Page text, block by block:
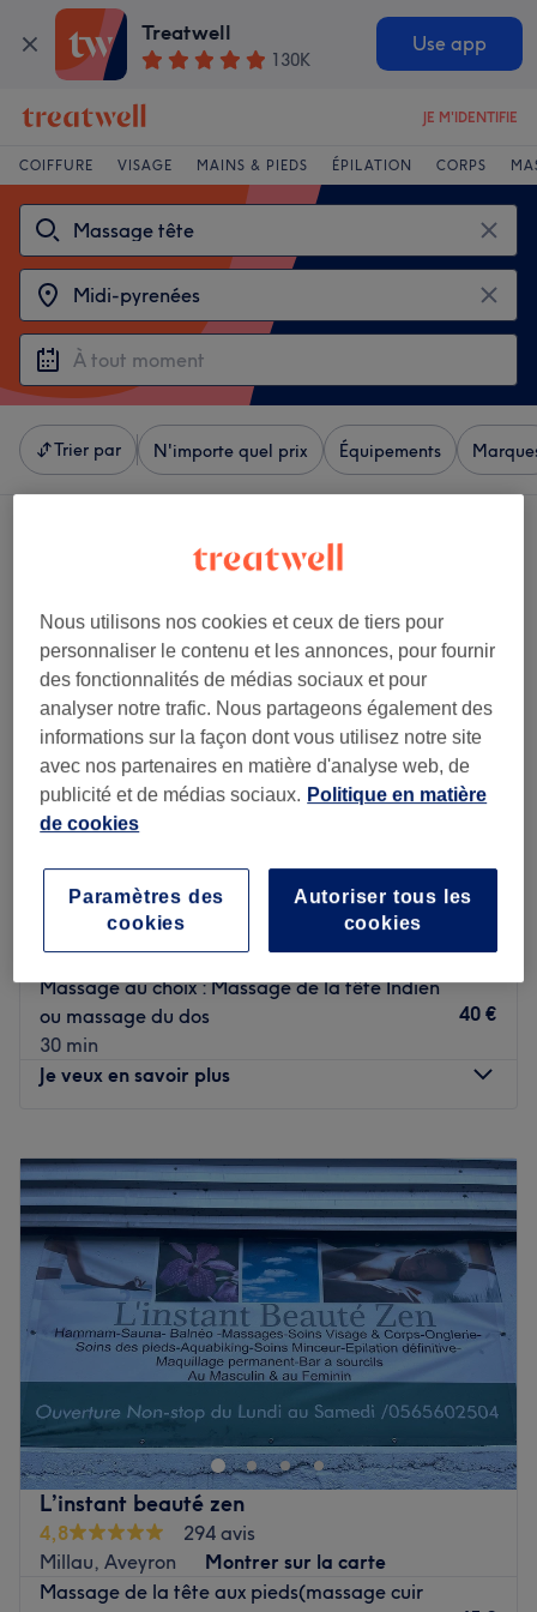
Treatwell
130K
Use app
JE M'IDENTIFIE
COIFFURE VISAGE MAINS & PIEDS ÉPILATION CORPS
Trier par N'importe quel prix Équipements
Human&Sens
903 avis
Cugnaux, Haute-Garonne
Montrer sur la carte
Massage au choix : Massage de la tête Indien
ou massage du dos
30 min
40 €
Je veux en savoir plus
Mardi
10:00–17:00
Mercredi
10:00–17:00
Jeudi
10:00–20:30
Vendredi
10:00–17:00
Samedi
10:00–17:00
Dimanche
Fermé
Human&Sens est un centre de massage situé en Haute-
Garonne, à Cugnaux et à proximité de Toulouse.
C'est dans un cadre chaleureux et intimiste que Caroline
vous reçoit. Accueillante et d'une incroyable douceur, elle
vous plonge instantanément dans une ambiance des plus
apaisantes.
Caroline a été formée par l'école privée Arnika, à
L’instant beauté zen
4,8
294 avis
Millau, Aveyron
Montrer sur la carte
Massage de la tête aux pieds(massage cuir
Nous utilisons nos cookies et ceux de tiers pour
personnaliser le contenu et les annonces, pour fournir
des fonctionnalités de médias sociaux et pour
analyser notre trafic. Nous partageons également des
informations sur la façon dont vous utilisez notre site
avec nos partenaires en matière d'analyse web, de
publicité et de médias sociaux. Politique en matière
de cookies
Autoriser tous les
cookies
Paramètres des
cookies